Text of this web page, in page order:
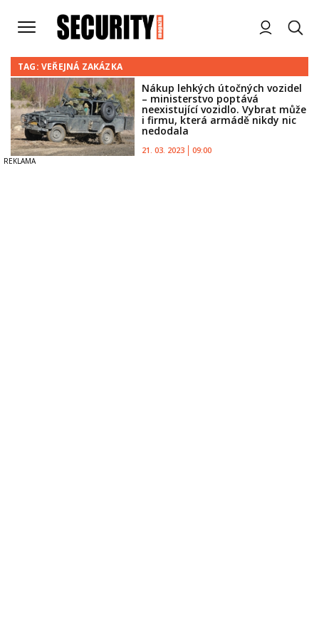
TAG: VEŘEJNÁ ZAKÁZKA
Nákup lehkých útočných vozidel
– ministerstvo poptává
neexistující vozidlo. Vybrat může
i firmu, která armádě nikdy nic
nedodala
21. 03. 2023 09:00